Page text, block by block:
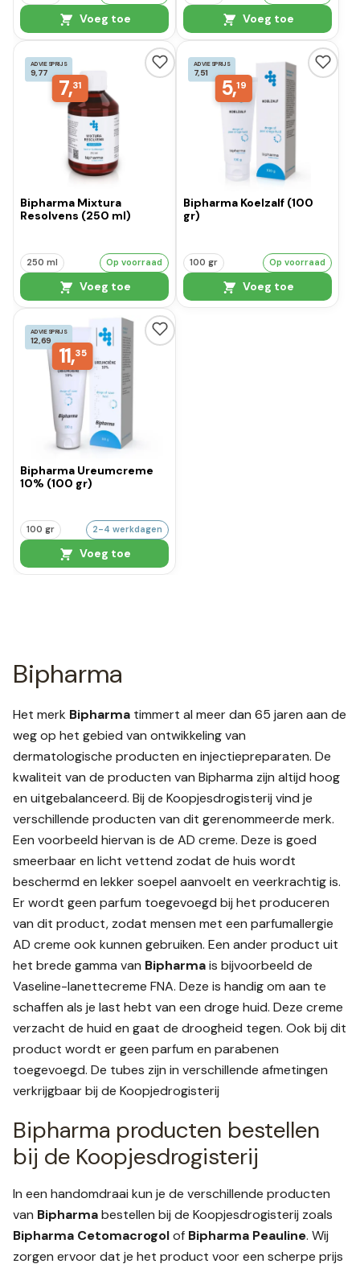
Voeg toe Voeg toe
ADVIESPRIJS
9,77
7,31
Bipharma Mixtura
Resolvens (250 ml)
250 ml Op voorraad
Voeg toe
ADVIESPRIJS
7,51
5,19
Bipharma Koelzalf (100
gr)
100 gr Op voorraad
Voeg toe
ADVIESPRIJS
12,69
11,35
Bipharma Ureumcreme
10% (100 gr)
100 gr 2-4 werkdagen
Voeg toe
Bipharma
Het merk Bipharma timmert al meer dan 65 jaren aan de
weg op het gebied van ontwikkeling van
dermatologische producten en injectiepreparaten. De
kwaliteit van de producten van Bipharma zijn altijd hoog
en uitgebalanceerd. Bij de Koopjesdrogisterij vind je
verschillende producten van dit gerenommeerde merk.
Een voorbeeld hiervan is de AD creme. Deze is goed
smeerbaar en licht vettend zodat de huis wordt
beschermd en lekker soepel aanvoelt en veerkrachtig is.
Er wordt geen parfum toegevoegd bij het produceren
van dit product, zodat mensen met een parfumallergie
AD creme ook kunnen gebruiken. Een ander product uit
het brede gamma van Bipharmais bijvoorbeeld de
Vaseline-lanettecreme FNA. Deze is handig om aan te
schaffen als je last hebt van een droge huid. Deze creme
verzacht de huid en gaat de droogheid tegen. Ook bij dit
product wordt er geen parfum en parabenen
toegevoegd. De tubes zijn in verschillende afmetingen
verkrijgbaar bij de Koopjedrogisterij
Bipharma producten bestellen
bij de Koopjesdrogisterij
In een handomdraai kun je de verschillende producten
van Bipharmabestellen bij de Koopjesdrogisterij zoals
Bipharma Cetomacrogolof Bipharma Peauline. Wij
zorgen ervoor dat je het product voor een scherpe prijs